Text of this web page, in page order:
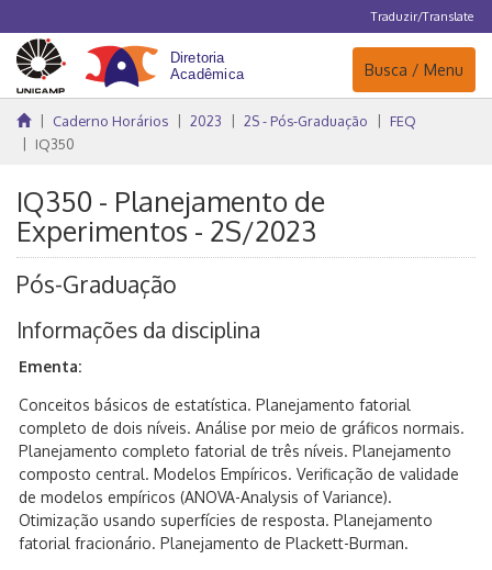
Traduzir/Translate
Navegação
Busca / Menu
Caderno Horários 2023 2S - Pós-Graduação
FEQ
IQ350
IQ350 - Planejamento de
Experimentos - 2S/2023
Pós-Graduação
Informações da disciplina
Ementa:
Conceitos básicos de estatística. Planejamento fatorial
completo de dois níveis. Análise por meio de gráficos normais.
Planejamento completo fatorial de três níveis. Planejamento
composto central. Modelos Empíricos. Verificação de validade
de modelos empíricos (ANOVA-Analysis of Variance).
Otimização usando superfícies de resposta. Planejamento
fatorial fracionário. Planejamento de Plackett-Burman.